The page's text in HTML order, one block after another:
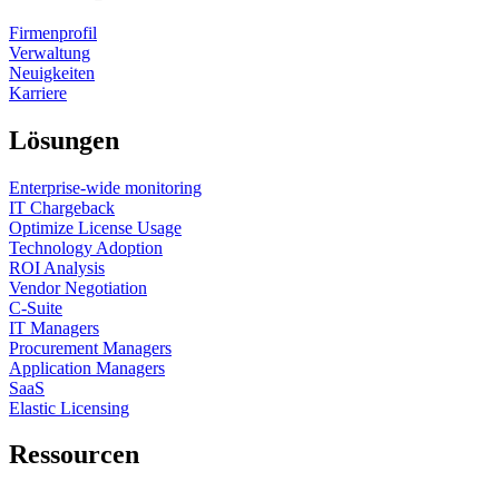
Firmenprofil
Verwaltung
Neuigkeiten
Karriere
Lösungen
Enterprise-wide monitoring
IT Chargeback
Optimize License Usage
Technology Adoption
ROI Analysis
Vendor Negotiation
C-Suite
IT Managers
Procurement Managers
Application Managers
SaaS
Elastic Licensing
Ressourcen